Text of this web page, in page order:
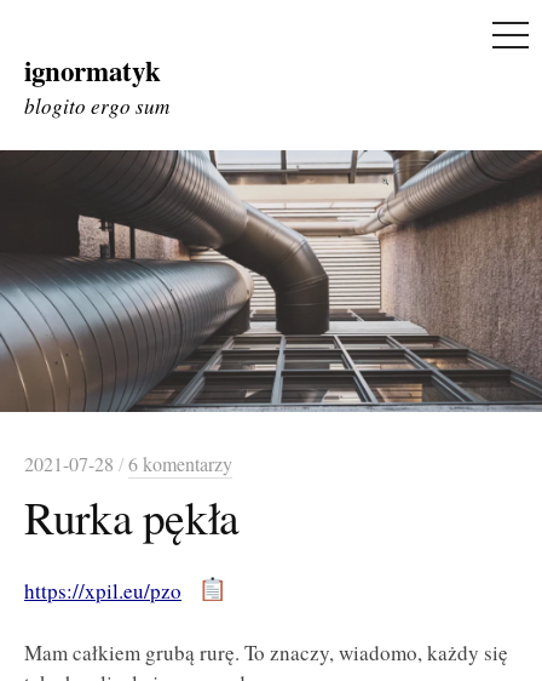
Skip
to
ignormatyk
blogito ergo sum
2021-07-28 /6 komentarzy
Rurka pękła
https://xpil.eu/pzo
Mam całkiem grubą rurę. To znaczy, wiadomo, każdy się